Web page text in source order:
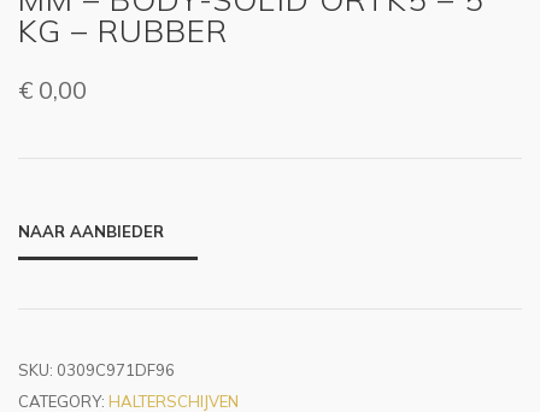
KG – RUBBER
€ 0,00
NAAR AANBIEDER
SKU: 0309C971DF96
CATEGORY: HALTERSCHIJVEN